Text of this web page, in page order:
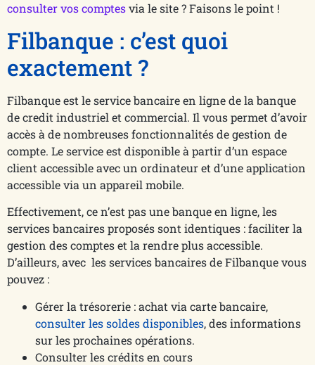
consulter vos comptesvia le site ? Faisons le point !
Filbanque : c’est quoi
exactement ?
Filbanque est le service bancaire en ligne de la banque
de credit industriel et commercial. Il vous permet d’avoir
accès à de nombreuses fonctionnalités de gestion de
compte. Le service est disponible à partir d’un espace
client accessible avec un ordinateur et d’une application
accessible via un appareil mobile.
Effectivement, ce n’est pas une banque en ligne, les
services bancaires proposés sont identiques : faciliter la
gestion des comptes et la rendre plus accessible.
D’ailleurs, avec les services bancaires de Filbanque vous
pouvez :
Gérer la trésorerie : achat via carte bancaire,
consulter les soldes disponibles, des informations
sur les prochaines opérations.
Consulter les crédits en cours